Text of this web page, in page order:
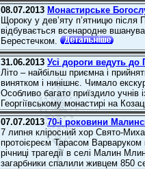
08.07.2013 Монастирське
Щороку у дев’яту п’ятницю після
відбувається всенародне
Берестечком.
31.06.2013 Усі дороги ведуть
Літо – найбільш приємна і
винятком і нинішнє. Чимало
Особливо багато приїздило учнів
Георгіївському монастирі на
07.07.201370-і роковини
7 липня кліросний хор Свято-
протоієреєм Тарасом Варваруком
річниці трагедії в селі Малин
загарбники спалили живцем 850